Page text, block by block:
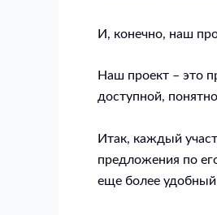
И, конечно, наш
Наш проект – это
доступной,
Итак, каждый
предложения по
еще более удобный